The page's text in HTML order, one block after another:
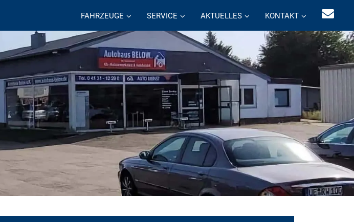
FAHRZEUGE SERVICE AKTUELLES KONTAKT